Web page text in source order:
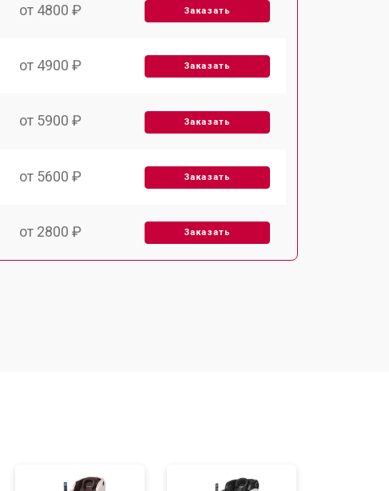
от 4800 ₽ Заказать
от 4900 ₽ Заказать
от 5900 ₽ Заказать
от 5600 ₽ Заказать
от 2800 ₽ Заказать